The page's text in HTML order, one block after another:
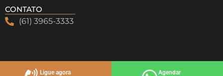
CONTATO
(61) 3965-3333
Ligue agora Agendar